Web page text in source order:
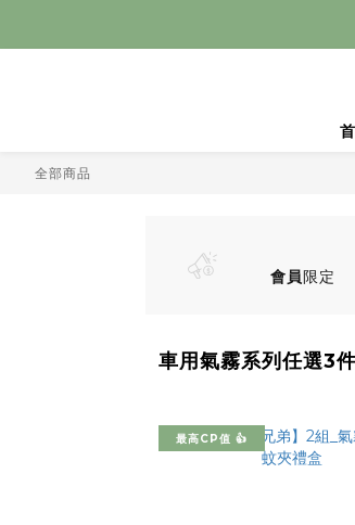
全部商品
會員限定
車用氣霧系列任選3
最高CP值 👍